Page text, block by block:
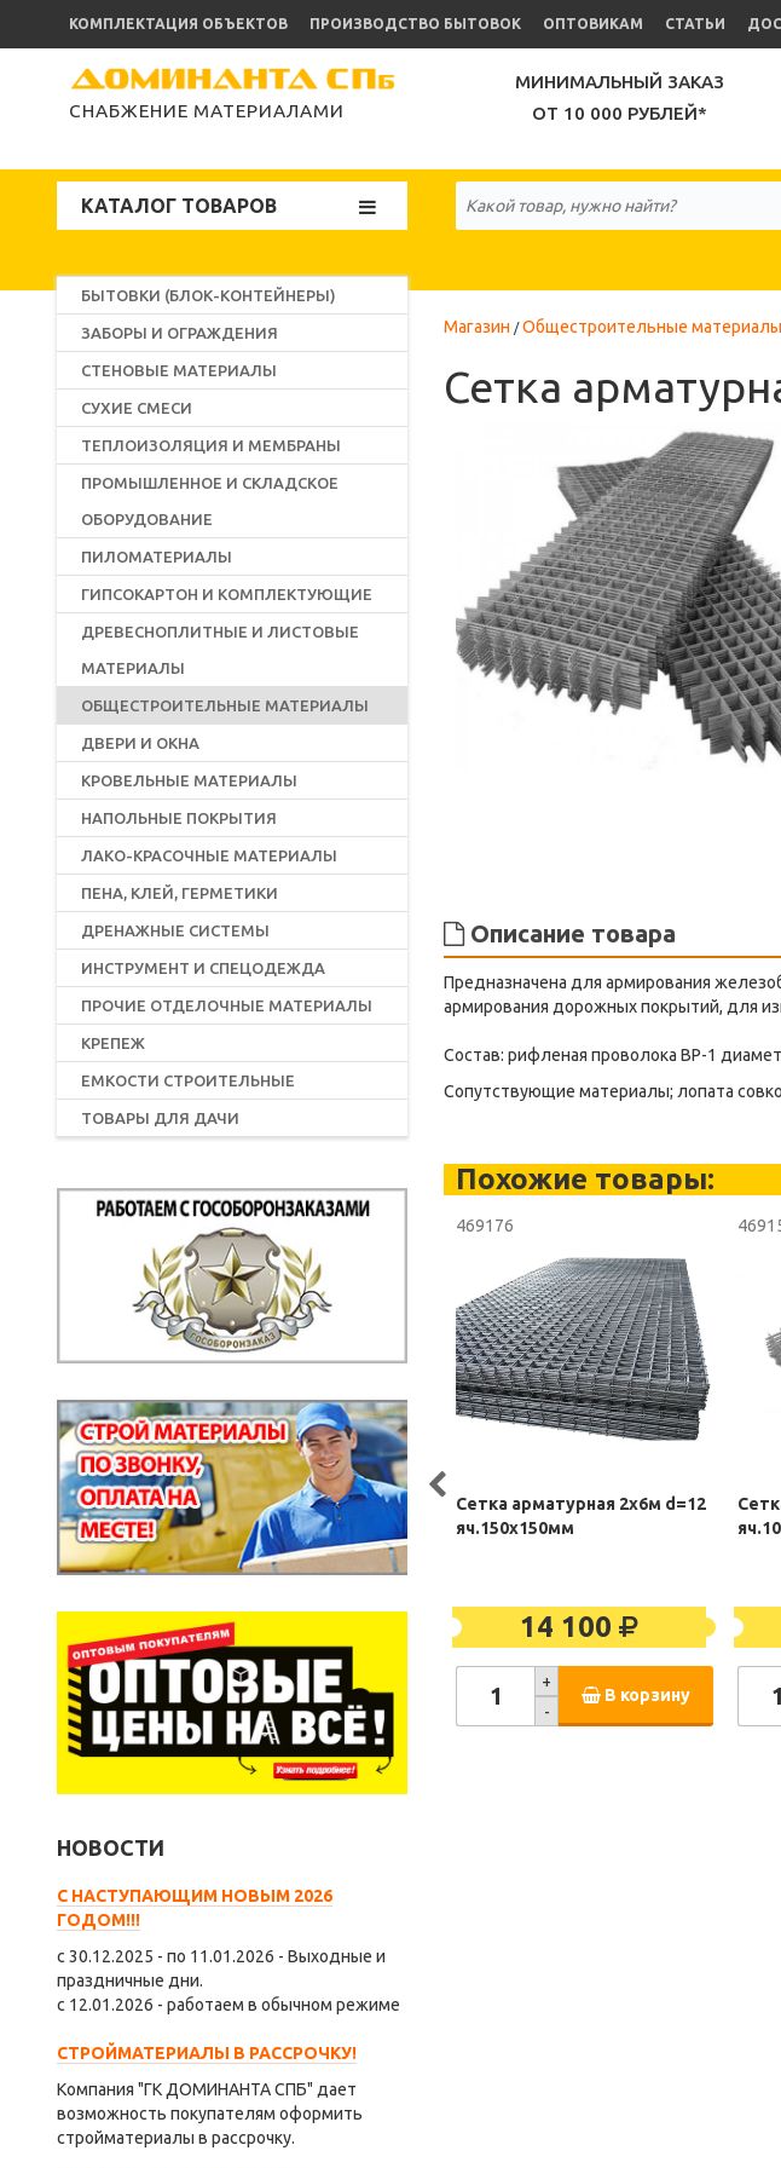
КОМПЛЕКТАЦИЯ ОБЪЕКТОВ ПРОИЗВОДСТВО БЫТОВОК ОПТОВИКАМ СТАТЬИ
СНАБЖЕНИЕ МАТЕРИАЛАМИ
МИНИМАЛЬНЫЙ ЗАКАЗ
ОТ 10 000 РУБЛЕЙ*
КАТАЛОГ ТОВАРОВ
БЫТОВКИ (БЛОК-КОНТЕЙНЕРЫ)
ЗАБОРЫ И ОГРАЖДЕНИЯ
СТЕНОВЫЕ МАТЕРИАЛЫ
СУХИЕ СМЕСИ
ТЕПЛОИЗОЛЯЦИЯ И МЕМБРАНЫ
ПРОМЫШЛЕННОЕ И СКЛАДСКОЕ
ОБОРУДОВАНИЕ
ПИЛОМАТЕРИАЛЫ
ГИПСОКАРТОН И КОМПЛЕКТУЮЩИЕ
ДРЕВЕСНОПЛИТНЫЕ И ЛИСТОВЫЕ
МАТЕРИАЛЫ
ОБЩЕСТРОИТЕЛЬНЫЕ МАТЕРИАЛЫ
ДВЕРИ И ОКНА
КРОВЕЛЬНЫЕ МАТЕРИАЛЫ
НАПОЛЬНЫЕ ПОКРЫТИЯ
ЛАКО-КРАСОЧНЫЕ МАТЕРИАЛЫ
ПЕНА, КЛЕЙ, ГЕРМЕТИКИ
ДРЕНАЖНЫЕ СИСТЕМЫ
ИНСТРУМЕНТ И СПЕЦОДЕЖДА
ПРОЧИЕ ОТДЕЛОЧНЫЕ МАТЕРИАЛЫ
КРЕПЕЖ
ЕМКОСТИ СТРОИТЕЛЬНЫЕ
ТОВАРЫ ДЛЯ ДАЧИ
НОВОСТИ
С НАСТУПАЮЩИМ НОВЫМ 2026
ГОДОМ!!!
с 30.12.2025 - по 11.01.2026 - Выходные и
праздничные дни.
с 12.01.2026 - работаем в обычном режиме
СТРОЙМАТЕРИАЛЫ В РАССРОЧКУ!
Компания "ГК ДОМИНАНТА СПБ" дает
возможность покупателям оформить
стройматериалы в рассрочку.
Магазин Общестроительные материалы
Сетка
Описание товара
Предназначена для армирования
армирования дорожных покрытий, для
Состав: рифленая проволока ВР-1
Сопутствующие материалы; лопата
Похожие товары:
469176
Сетка арматурная 2х6м d=12
яч.150х150мм
14 100
+
-
В корзину